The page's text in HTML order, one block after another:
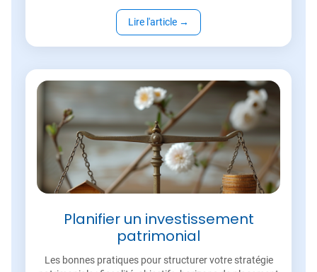
Lire l'article →
Planifier un investissement
patrimonial
Les bonnes pratiques pour structurer votre stratégie